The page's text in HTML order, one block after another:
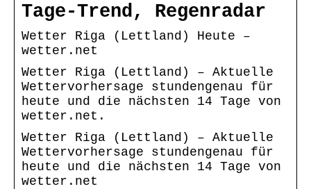
Tage-Trend, Regenradar
Wetter Riga (Lettland) Heute –
wetter.net
Wetter Riga (Lettland) – Aktuelle
Wettervorhersage stundengenau für
heute und die nächsten 14 Tage von
wetter.net.
Wetter Riga (Lettland) – Aktuelle
Wettervorhersage stundengenau für
heute und die nächsten 14 Tage von
wetter.net